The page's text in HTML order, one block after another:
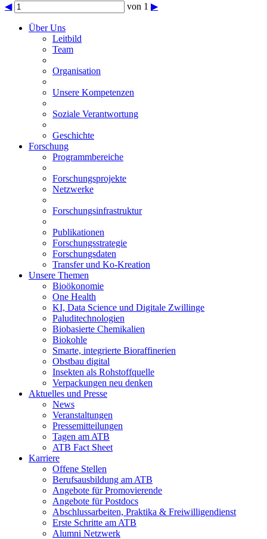
◀ von 1 ▶
Über Uns
Leitbild
Team
Organisation
Unsere Kompetenzen
Soziale Verantwortung
Geschichte
Forschung
Programmbereiche
Forschungsprojekte
Netzwerke
Forschungsinfrastruktur
Publikationen
Forschungsstrategie
Forschungsdaten
Transfer und Ko-Kreation
Unsere Themen
Bioökonomie
One Health
KI, Data Science und Digitale Zwillinge
Paluditechnologien
Biobasierte Chemikalien
Biokohle
Smarte, integrierte Bioraffinerien
Obstbau digital
Insekten als Rohstoffquelle
Verpackungen neu denken
Aktuelles und Presse
News
Veranstaltungen
Pressemitteilungen
Tagen am ATB
ATB Fact Sheet
Karriere
Offene Stellen
Berufsausbildung am ATB
Angebote für Promovierende
Angebote für Postdocs
Abschlussarbeiten, Praktika & Freiwilligendienst
Erste Schritte am ATB
Alumni Netzwerk